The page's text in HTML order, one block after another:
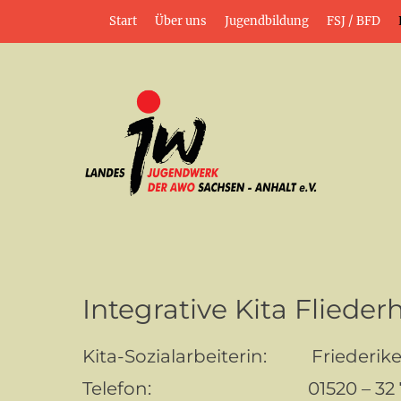
Header-Menü
Start Über uns Jugendbildung FSJ / BFD
jung•politisch•kreativ
Integrative Kita
Kita-Sozialarbeiterin: Friederike
Telefon: 01520 – 32